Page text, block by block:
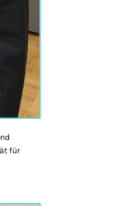
für